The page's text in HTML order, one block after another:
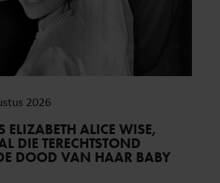
2026
ELIZABETH ALICE WISE,
DIE TERECHTSTOND
DOOD VAN HAAR BABY